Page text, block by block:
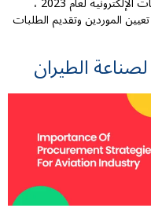
الموردين وتقديم الطلبات
الطيران